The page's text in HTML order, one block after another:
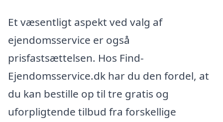
Et væsentligt aspekt ved valg af
ejendomsservice er også
prisfastsættelsen. Hos Find-
Ejendomsservice.dk har du den fordel, at
du kan bestille op til tre gratis og
uforpligtende tilbud fra forskellige